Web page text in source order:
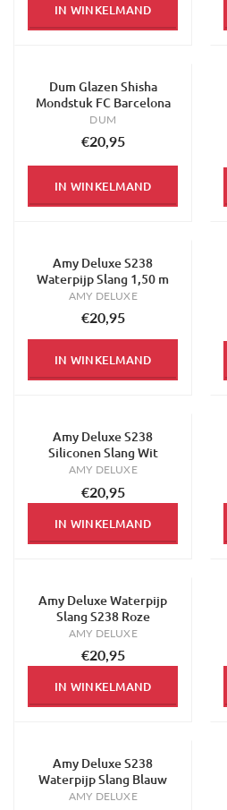
IN WINKELMAND
Dum Glazen Shisha
Mondstuk FC Barcelona
DUM
€20,95
IN WINKELMAND
Amy Deluxe S238
Waterpijp Slang 1,50 m
AMY DELUXE
€20,95
IN WINKELMAND
Amy Deluxe S238
Siliconen Slang Wit
AMY DELUXE
€20,95
IN WINKELMAND
Amy Deluxe Waterpijp
Slang S238 Roze
AMY DELUXE
€20,95
IN WINKELMAND
Amy Deluxe S238
Waterpijp Slang Blauw
AMY DELUXE